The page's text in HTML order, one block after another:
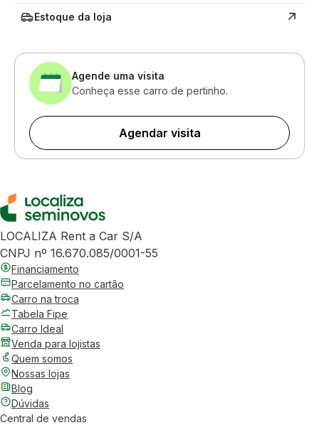
Estoque da loja
Agende uma visita
Conheça esse carro de pertinho.
Agendar visita
LOCALIZA Rent a Car S/A
CNPJ nº 16.670.085/0001-55
Financiamento
Parcelamento no cartão
Carro na troca
Tabela Fipe
Carro Ideal
Venda para lojistas
Quem somos
Nossas lojas
Blog
Dúvidas
Central de vendas